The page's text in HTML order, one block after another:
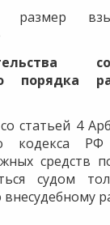
порядка
статьей 4
кодекса
средств
судом
внесудебному